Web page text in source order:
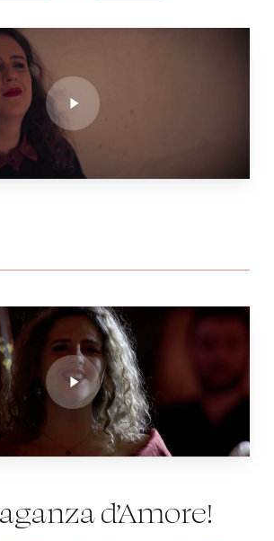
d’Amore!